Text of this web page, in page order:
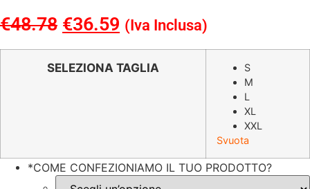
€48.78 Il
prezzo
originale
€36.59 Il
prezzo
attuale
(Iva Inclusa)
SELEZIONA TAGLIA
S
M
L
XL
XXL
Svuota
*COME CONFEZIONIAMO IL TUO PRODOTTO?